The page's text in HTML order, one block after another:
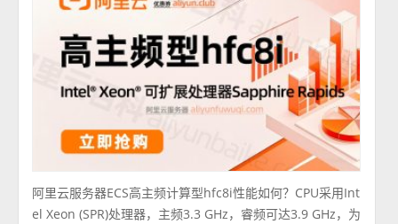
阿里云服务器ECS高主频计算型hfc8i性能如何？CPU采用Int
el Xeon (SPR)处理器，主频3.3 GHz，睿频可达3.9 GHz，为